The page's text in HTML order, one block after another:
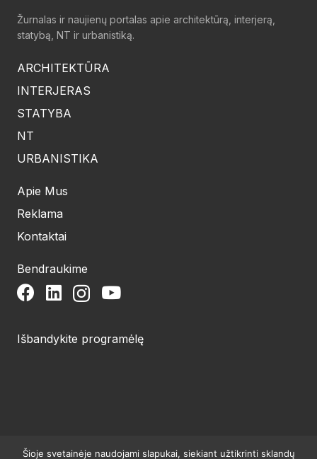
Žurnalas ir naujienų portalas apie architektūrą, interjerą,
statybą, NT ir urbanistiką.
ARCHITEKTŪRA
INTERJERAS
STATYBA
NT
URBANISTIKA
Apie Mus
Reklama
Kontaktai
Bendraukime
Išbandykite programėlę
Šioje svetainėje naudojami slapukai, siekiant užtikrinti sklandų